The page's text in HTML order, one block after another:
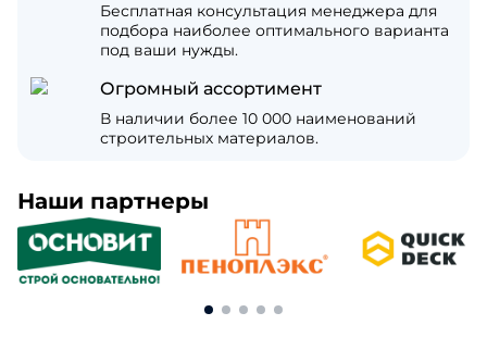
Бесплатная консультация менеджера для
подбора наиболее оптимального варианта
под ваши нужды.
Огромный ассортимент
В наличии более 10 000 наименований
строительных материалов.
Наши партнеры